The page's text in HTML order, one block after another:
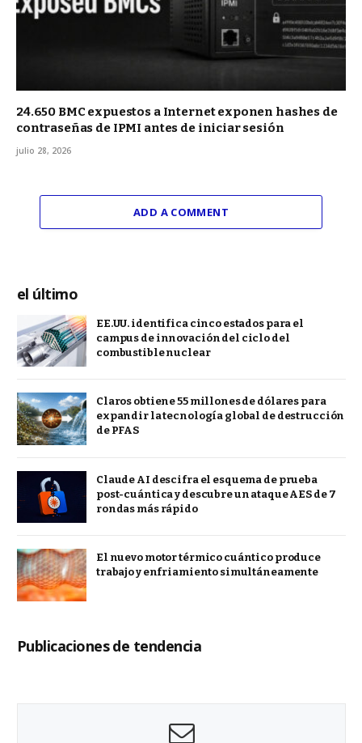
24.650 BMC expuestos a Internet exponen hashes de
contraseñas de IPMI antes de iniciar sesión
julio 28, 2026
ADD A COMMENT
el último
EE.UU. identifica cinco estados para el
campus de innovación del ciclo del
combustible nuclear
Claros obtiene 55 millones de dólares para
expandir la tecnología global de destrucción
de PFAS
Claude AI descifra el esquema de prueba
post-cuántica y descubre un ataque AES de 7
rondas más rápido
El nuevo motor térmico cuántico produce
trabajo y enfriamiento simultáneamente
Publicaciones de tendencia